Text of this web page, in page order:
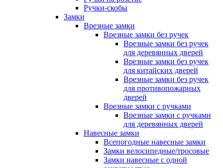
Ручки-скобы
Замки
Врезные замки
Врезные замки без ручек
Врезные замки без ручек
для деревянных дверей
Врезные замки без ручек
для китайских дверей
Врезные замки без ручек
для противопожарных
дверей
Врезные замки с ручками
Врезные замки с ручками
для деревянных дверей
Навесные замки
Всепогодные навесные замки
Замки велосипедные/тросовые
Замки навесные с одной